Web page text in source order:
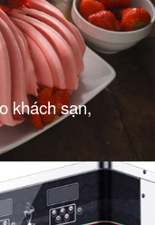
khách sạn,